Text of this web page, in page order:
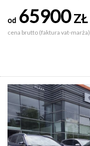
od 65900ZŁ
cena brutto (faktura vat-marża)